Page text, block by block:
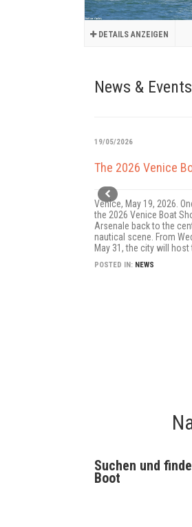
DETAILS ANZEIGEN
News & Events
19/05/2026
The 2026 Venice
Venice, May 19, 2026.
the 2026 Venice Boat
Arsenale back to the
nautical scene. From
May 31, the city will host
POSTED IN: NEWS
Suchen und
Boot